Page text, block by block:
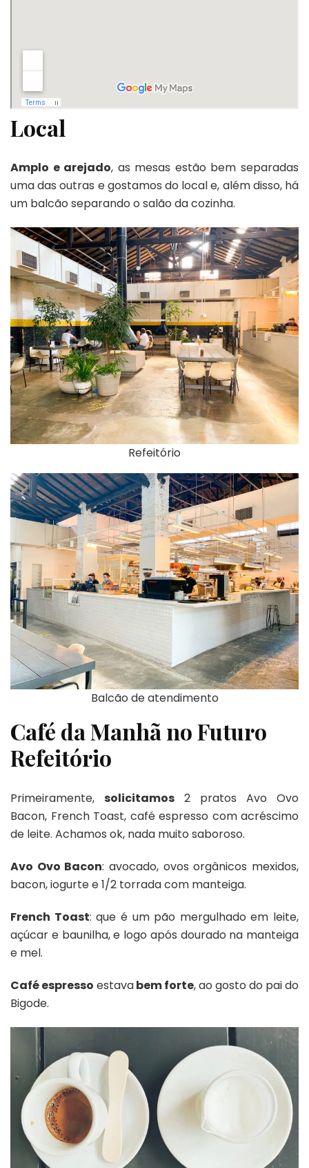
Local
Amplo e arejado, as mesas estão bem separadas
uma das outras e gostamos do local e, além disso, há
um balcão separando o salão da cozinha.
Refeitório
Balcão de atendimento
Café da Manhã no Futuro
Refeitório
Primeiramente, solicitamos 2 pratos Avo Ovo
Bacon, French Toast, café espresso com acréscimo
de leite. Achamos ok, nada muito saboroso.
Avo Ovo Bacon: avocado, ovos orgânicos mexidos,
bacon, iogurte e 1/2 torrada com manteiga.
French Toast: que é um pão mergulhado em leite,
açúcar e baunilha, e logo após dourado na manteiga
e mel.
Café espresso estavabem forte, ao gosto do pai do
Bigode.